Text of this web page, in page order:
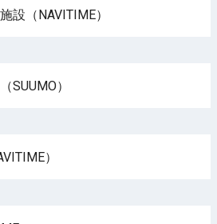
設（NAVITIME）
SUUMO）
）